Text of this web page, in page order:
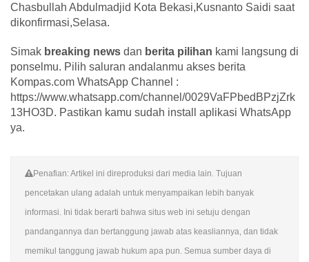
Chasbullah Abdulmadjid Kota Bekasi,Kusnanto Saidi saat
dikonfirmasi,Selasa.
Simak breaking news dan berita pilihan kami langsung di
ponselmu. Pilih saluran andalanmu akses berita
Kompas.com WhatsApp Channel :
https://www.whatsapp.com/channel/0029VaFPbedBPzjZrk
13HO3D. Pastikan kamu sudah install aplikasi WhatsApp
ya.
Penafian: Artikel ini direproduksi dari media lain. Tujuan
pencetakan ulang adalah untuk menyampaikan lebih banyak
informasi. Ini tidak berarti bahwa situs web ini setuju dengan
pandangannya dan bertanggung jawab atas keasliannya, dan tidak
memikul tanggung jawab hukum apa pun. Semua sumber daya di